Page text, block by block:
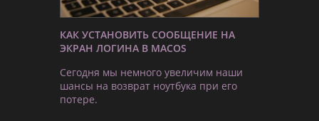
КАК УСТАНОВИТЬ СООБЩЕНИЕ НА
ЭКРАН ЛОГИНА В MACOS
Сегодня мы немного увеличим наши
шансы на возврат ноутбука при его
потере.